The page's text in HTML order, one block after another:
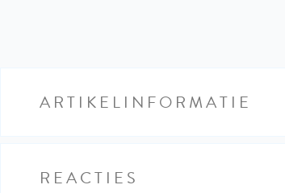
ARTIKELINFORMATIE
REACTIES